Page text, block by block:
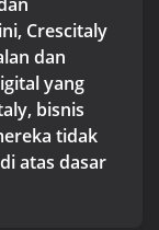
Crescitaly
dan
yang
bisnis
tidak
atas dasar